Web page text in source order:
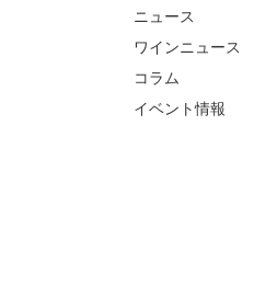
ニュース
ワインニュース
コラム
イベント情報